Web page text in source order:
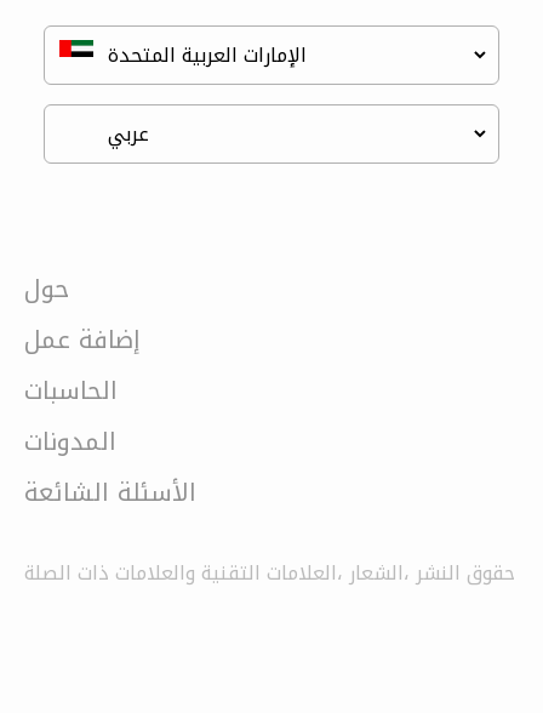
حول
إضافة عمل
الحاسبات
المدونات
الأسئلة الشائعة
حقوق النشر ،الشعار ،العلامات التقنية والعلامات ذات الصلة